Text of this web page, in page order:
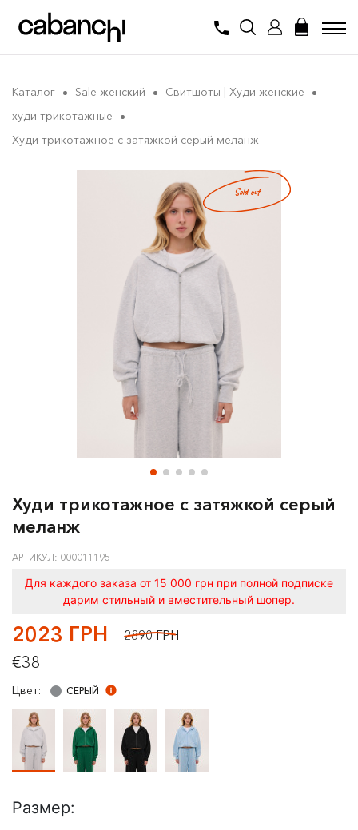
Каталог Sale женский
Свитшоты | Худи женские
худи трикотажные
Худи трикотажное с затяжкой серый меланж
Sold out
Худи трикотажное с затяжкой серый
меланж
АРТИКУЛ: 000011195
Для каждого заказа от 15 000 грн при полной подписке
дарим стильный и вместительный шопер.
2023 ГРН 2890 ГРН
€38
Цвет: СЕРЫЙ
Размер: